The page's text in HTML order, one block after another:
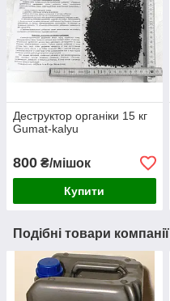
Деструктор органіки 15 кг
Gumat-kalyu
800 ₴/мішок
Купити
Подібні товари компанії